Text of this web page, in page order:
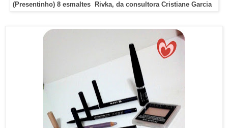
(Presentinho) 8 esmaltes Rivka, da consultora Cristiane Garcia